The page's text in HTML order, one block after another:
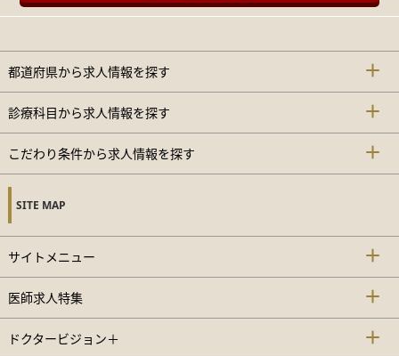
都道府県から求人情報を探す
診療科目から求人情報を探す
こだわり条件から求人情報を探す
SITE MAP
サイトメニュー
医師求人特集
ドクタービジョン＋